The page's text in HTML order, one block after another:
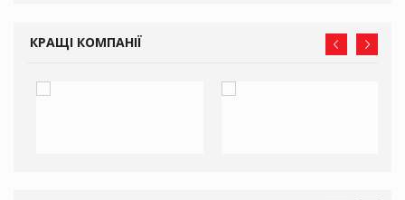
КРАЩІ КОМПАНІЇ